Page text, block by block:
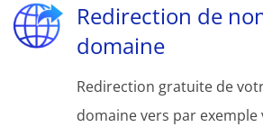
Redirection de
domaine
Redirection gratuite de
domaine vers par exemple